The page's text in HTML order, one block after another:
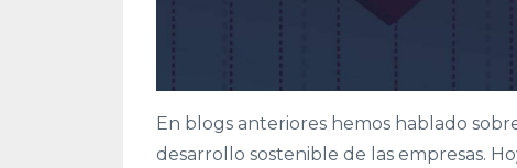
En blogs anteriores hemos hablado
desarrollo sostenible de las empresas.